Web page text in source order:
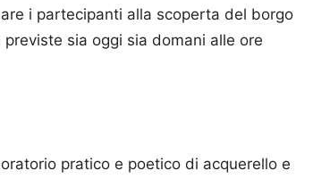
i partecipanti alla scoperta del borgo
sia oggi sia domani alle ore
pratico e poetico di acquerello e